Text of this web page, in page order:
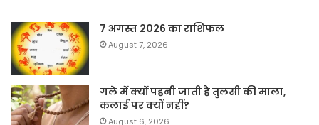
7 अगस्त 2026 का राशिफल
August 7, 2026
गले में क्यों पहनी जाती है तुलसी की माला,
कलाई पर क्यों नहीं?
August 6, 2026